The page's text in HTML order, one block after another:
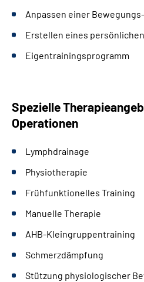
Anpassen einer
Erstellen eines
Eigentrainingsprogramm
Spezielle
Operationen
Lymphdrainage
Physiotherapie
Frühfunktionelles Training
Manuelle Therapie
AHB-Kleingruppentraining
Schmerzdämpfung
Stützung physiologischer